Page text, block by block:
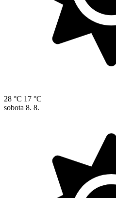
28 °C 17 °C
sobota 8. 8.